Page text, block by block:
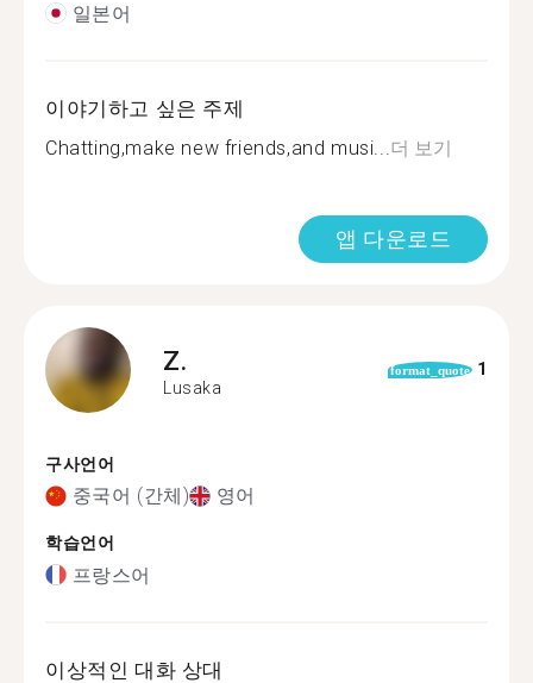
일본어
이야기하고 싶은 주제
Chatting,make new friends,and musi... 더 보기
앱 다운로드
Z.
Lusaka
format_quote 1
구사언어
중국어 (간체) 영어
학습언어
프랑스어
이상적인 대화 상대